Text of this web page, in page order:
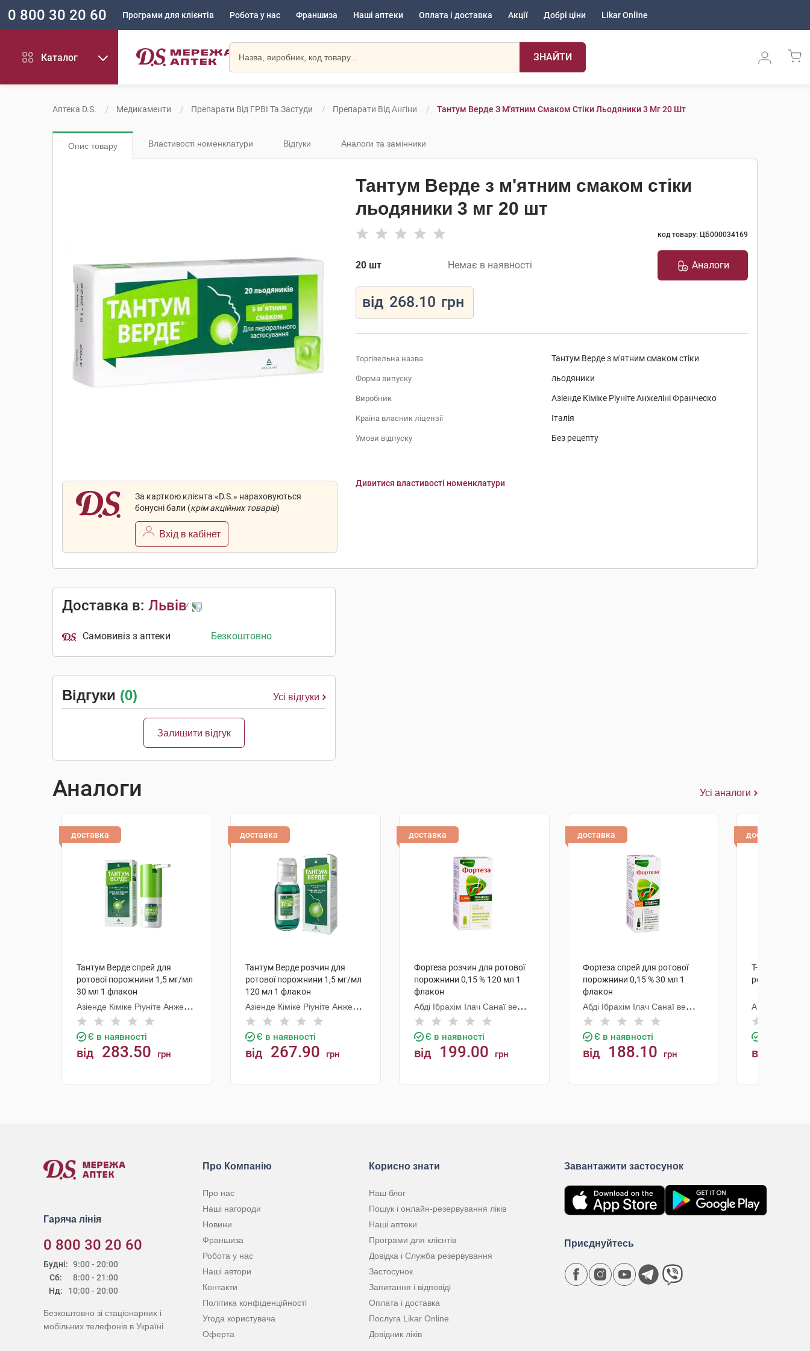
0 800 30 20 60 Програми для клієнтів Робота у нас Франшиза Наші аптеки Оплата і доставка Акції Добрі ціни Likar Online
Каталог ЗНАЙТИ
Аптека D.S. Медикаменти Препарати Від ГРВІ Та Застуди Препарати Від Ангіни Тантум Верде З М'ятним Смаком Стіки Льодяники 3 Мг 20 Шт
Опис товару Властивості номенклатури Відгуки Аналоги та замінники
За карткою клієнта «D.S.» нараховуються
бонусні бали (крім акційних товарів)
Вхід в кабінет
Тантум Верде з м'ятним смаком стіки
льодяники 3 мг 20 шт
код товару: ЦБ000034169
20 шт Немає в наявності Аналоги
від 268.10 грн
Торгівельна назва Тантум Верде з м'ятним смаком стіки
Форма випуску льодяники
Виробник Азіенде Кіміке Ріуніте Анжеліні Франческо
Країна власник ліцензії Італія
Умови відпуску Без рецепту
Дивитися властивості номенклатури
Доставка в: Львів
Самовивіз з аптеки Безкоштовно
Відгуки (0) Усі відгуки
Залишити відгук
Аналоги Усі аналоги
доставка
Тантум Верде спрей для
ротової порожнини 1,5 мг/мл
30 мл 1 флакон
Азіенде Кіміке Ріуніте Анжеліні
Франческо
Є в наявності
від 283.50 грн
доставка
Тантум Верде розчин для
ротової порожнини 1,5 мг/мл
120 мл 1 флакон
Азіенде Кіміке Ріуніте Анжеліні
Франческо
Є в наявності
від 267.90 грн
доставка
Фортеза розчин для ротової
порожнини 0,15 % 120 мл 1
флакон
Абді Ібрахім Ілач Санаї ве
Тіджарет
Є в наявності
від 199.00 грн
доставка
Фортеза спрей для ротової
порожнини 0,15 % 30 мл 1
флакон
Абді Ібрахім Ілач Санаї ве
Тіджарет
Є в наявності
від 188.10 грн
доставка
Т-Септ
Ай-Сі-Ен
від
Гаряча лінія
0 800 30 20 60
Будні:
Сб:
Нд:
9:00 - 20:00
8:00 - 21:00
10:00 - 20:00
Безкоштовно зі стаціонарних і
мобільних телефонів в Україні
Про Компанію
Про нас
Наші нагороди
Новини
Франшиза
Робота у нас
Наші автори
Контакти
Політика конфіденційності
Угода користувача
Оферта
Корисно знати
Наш блог
Пошук і онлайн-резервування ліків
Наші аптеки
Програми для клієнтів
Довідка і Служба резервування
Застосунок
Запитання і відповіді
Оплата і доставка
Послуга Likar Online
Довідник ліків
Завантажити застосунок
Приєднуйтесь